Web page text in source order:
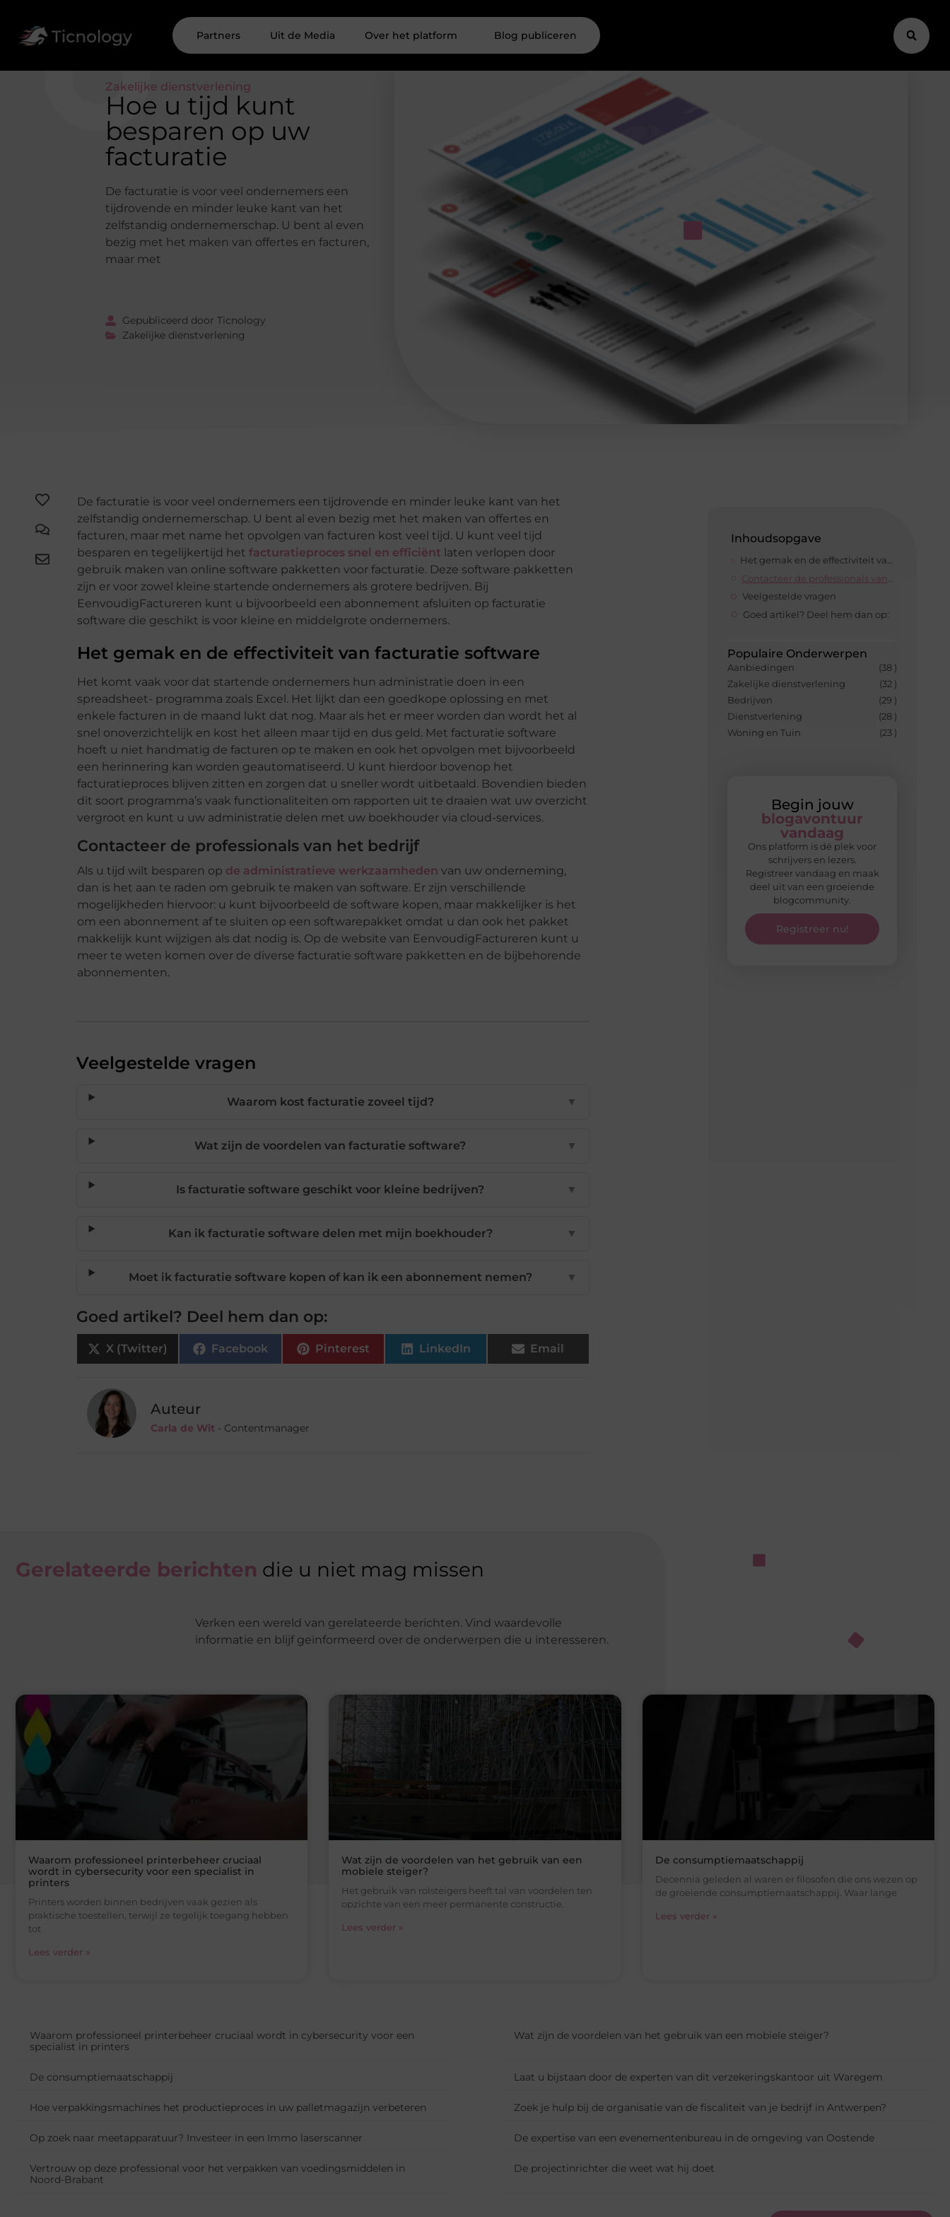
Partners Uit de Media Over het platform Blog publiceren
Zakelijke dienstverlening
Hoe u tijd kunt
besparen op uw
facturatie
De facturatie is voor veel ondernemers een
tijdrovende en minder leuke kant van het
zelfstandig ondernemerschap. U bent al even
bezig met het maken van offertes en facturen,
maar met
Gepubliceerd door Ticnology
Zakelijke dienstverlening
Inhoudsopgave
Het gemak en de effectiviteit van facturatie software
Veelgestelde vragen
Goed artikel? Deel hem dan op:
Populaire Onderwerpen
Aanbiedingen
(38 )
Zakelijke dienstverlening
(32 )
Bedrijven
(29 )
Dienstverlening
(28 )
Woning en Tuin
(23 )
Begin jouw
blogavontuur
vandaag
Ons platform is dé plek voor
schrijvers en lezers.
Registreer vandaag en maak
deel uit van een groeiende
blogcommunity.
Registreer nu!
De facturatie is voor veel ondernemers een tijdrovende en minder leuke kant van het
zelfstandig ondernemerschap. U bent al even bezig met het maken van offertes en
facturen, maar met name het opvolgen van facturen kost veel tijd. U kunt veel tijd
besparen en tegelijkertijd hetfacturatieproces snel en efficiënt laten verlopen door
gebruik maken van online software pakketten voor facturatie. Deze software pakketten
zijn er voor zowel kleine startende ondernemers als grotere bedrijven. Bij
EenvoudigFactureren kunt u bijvoorbeeld een abonnement afsluiten op facturatie
software die geschikt is voor kleine en middelgrote ondernemers.
Het gemak en de effectiviteit van facturatie software
Het komt vaak voor dat startende ondernemers hun administratie doen in een
spreadsheet- programma zoals Excel. Het lijkt dan een goedkope oplossing en met
enkele facturen in de maand lukt dat nog. Maar als het er meer worden dan wordt het al
snel onoverzichtelijk en kost het alleen maar tijd en dus geld. Met facturatie software
hoeft u niet handmatig de facturen op te maken en ook het opvolgen met bijvoorbeeld
een herinnering kan worden geautomatiseerd. U kunt hierdoor bovenop het
facturatieproces blijven zitten en zorgen dat u sneller wordt uitbetaald. Bovendien bieden
dit soort programma’s vaak functionaliteiten om rapporten uit te draaien wat uw overzicht
vergroot en kunt u uw administratie delen met uw boekhouder via cloud-services.
Contacteer de professionals van het bedrijf
Als u tijd wilt besparen op de administratieve werkzaamheden van uw onderneming,
dan is het aan te raden om gebruik te maken van software. Er zijn verschillende
mogelijkheden hiervoor: u kunt bijvoorbeeld de software kopen, maar makkelijker is het
om een abonnement af te sluiten op een softwarepakket omdat u dan ook het pakket
makkelijk kunt wijzigen als dat nodig is. Op de website van EenvoudigFactureren kunt u
meer te weten komen over de diverse facturatie software pakketten en de bijbehorende
abonnementen.
Veelgestelde vragen
Waarom kost facturatie zoveel tijd? ▼
Wat zijn de voordelen van facturatie software? ▼
Is facturatie software geschikt voor kleine bedrijven? ▼
Kan ik facturatie software delen met mijn boekhouder? ▼
Moet ik facturatie software kopen of kan ik een abonnement nemen? ▼
Goed artikel? Deel hem dan op:
X (Twitter) Facebook Pinterest LinkedIn Email
Auteur
Carla de Wit - Contentmanager
Gerelateerde berichten die u niet mag missen
Verken een wereld van gerelateerde berichten. Vind waardevolle
informatie en blijf geïnformeerd over de onderwerpen die u interesseren.
Waarom professioneel printerbeheer cruciaal
wordt in cybersecurity voor een specialist in
printers
Printers worden binnen bedrijven vaak gezien als
praktische toestellen, terwijl ze tegelijk toegang hebben
tot
Lees verder »
Wat zijn de voordelen van het gebruik van een
mobiele steiger?
Het gebruik van rolsteigers heeft tal van voordelen ten
opzichte van een meer permanente constructie.
Lees verder »
De consumptiemaatschappij
Decennia geleden al waren er filosofen die ons wezen op
de groeiende consumptiemaatschappij. Waar lange
Lees verder »
Waarom professioneel printerbeheer cruciaal wordt in cybersecurity voor een
specialist in printers
Wat zijn de voordelen van het gebruik van een mobiele steiger?
De consumptiemaatschappij Laat u bijstaan door de experten van dit verzekeringskantoor uit Waregem
Hoe verpakkingsmachines het productieproces in uw palletmagazijn verbeteren Zoek je hulp bij de organisatie van de fiscaliteit van je bedrijf in Antwerpen?
Op zoek naar meetapparatuur? Investeer in een Immo laserscanner De expertise van een evenementenbureau in de omgeving van Oostende
Vertrouw op deze professional voor het verpakken van voedingsmiddelen in
Noord-Brabant
De projectinrichter die weet wat hij doet